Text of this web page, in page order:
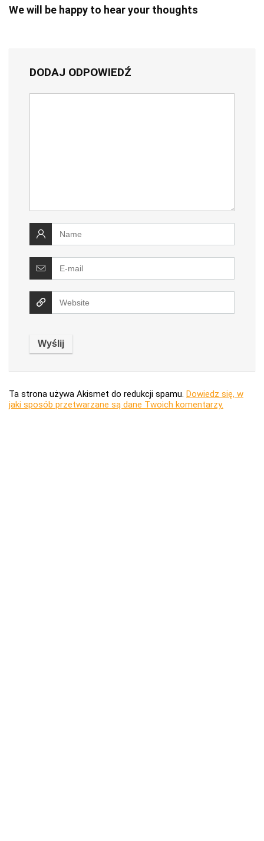
We will be happy to hear your thoughts
DODAJ ODPOWIEDŹ
Ta strona używa Akismet do redukcji spamu. Dowiedz się, w
jaki sposób przetwarzane są dane Twoich komentarzy.